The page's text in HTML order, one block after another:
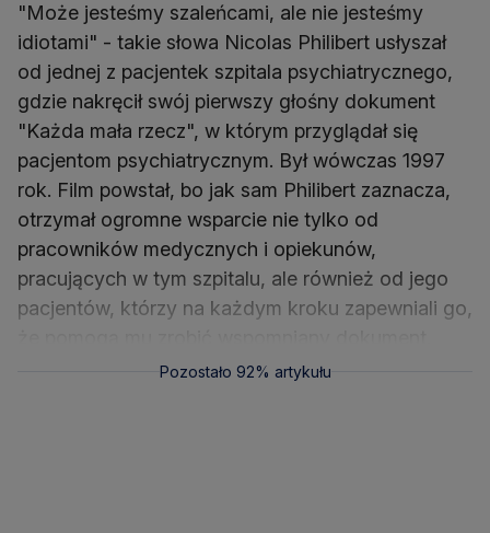
"Może jesteśmy szaleńcami, ale nie jesteśmy
idiotami" - takie słowa Nicolas Philibert usłyszał
od jednej z pacjentek szpitala psychiatrycznego,
gdzie nakręcił swój pierwszy głośny dokument
"Każda mała rzecz", w którym przyglądał się
pacjentom psychiatrycznym. Był wówczas 1997
rok. Film powstał, bo jak sam Philibert zaznacza,
otrzymał ogromne wsparcie nie tylko od
pracowników medycznych i opiekunów,
pracujących w tym szpitalu, ale również od jego
pacjentów, którzy na każdym kroku zapewniali go,
Pozostało 92% artykułu